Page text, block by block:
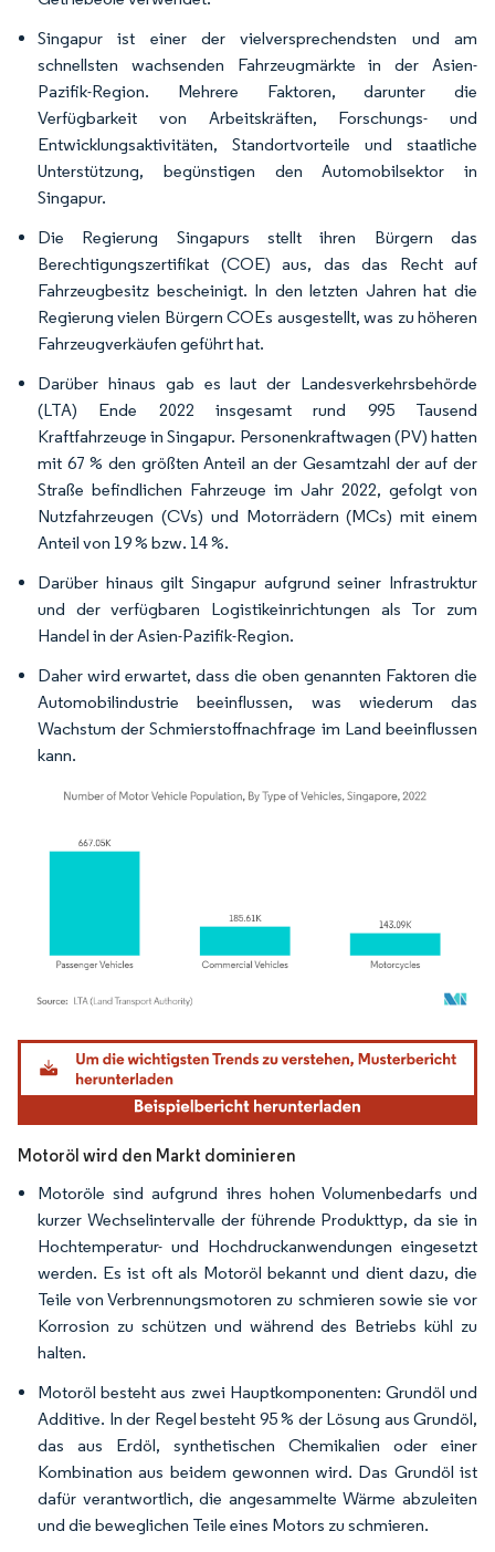
Singapur ist einer der vielversprechendsten und am
schnellsten wachsenden Fahrzeugmärkte in der Asien-
Pazifik-Region. Mehrere Faktoren, darunter die
Verfügbarkeit von Arbeitskräften, Forschungs- und
Entwicklungsaktivitäten, Standortvorteile und staatliche
Unterstützung, begünstigen den Automobilsektor in
Singapur.
Die Regierung Singapurs stellt ihren Bürgern das
Berechtigungszertifikat (COE) aus, das das Recht auf
Fahrzeugbesitz bescheinigt. In den letzten Jahren hat die
Regierung vielen Bürgern COEs ausgestellt, was zu höheren
Fahrzeugverkäufen geführt hat.
Darüber hinaus gab es laut der Landesverkehrsbehörde
(LTA) Ende 2022 insgesamt rund 995 Tausend
Kraftfahrzeuge in Singapur. Personenkraftwagen (PV) hatten
mit 67 % den größten Anteil an der Gesamtzahl der auf der
Straße befindlichen Fahrzeuge im Jahr 2022, gefolgt von
Nutzfahrzeugen (CVs) und Motorrädern (MCs) mit einem
Anteil von 19 % bzw. 14 %.
Darüber hinaus gilt Singapur aufgrund seiner Infrastruktur
und der verfügbaren Logistikeinrichtungen als Tor zum
Handel in der Asien-Pazifik-Region.
Daher wird erwartet, dass die oben genannten Faktoren die
Automobilindustrie beeinflussen, was wiederum das
Wachstum der Schmierstoffnachfrage im Land beeinflussen
kann.
Bild © Mordor Intelligence. Wiederverwendung erfordert Namensnennung gemäß
Motoröl wird den Markt dominieren
Motoröle sind aufgrund ihres hohen Volumenbedarfs und
kurzer Wechselintervalle der führende Produkttyp, da sie in
Hochtemperatur- und Hochdruckanwendungen eingesetzt
werden. Es ist oft als Motoröl bekannt und dient dazu, die
Teile von Verbrennungsmotoren zu schmieren sowie sie vor
Korrosion zu schützen und während des Betriebs kühl zu
halten.
Motoröl besteht aus zwei Hauptkomponenten: Grundöl und
Additive. In der Regel besteht 95 % der Lösung aus Grundöl,
das aus Erdöl, synthetischen Chemikalien oder einer
Kombination aus beidem gewonnen wird. Das Grundöl ist
dafür verantwortlich, die angesammelte Wärme abzuleiten
und die beweglichen Teile eines Motors zu schmieren.